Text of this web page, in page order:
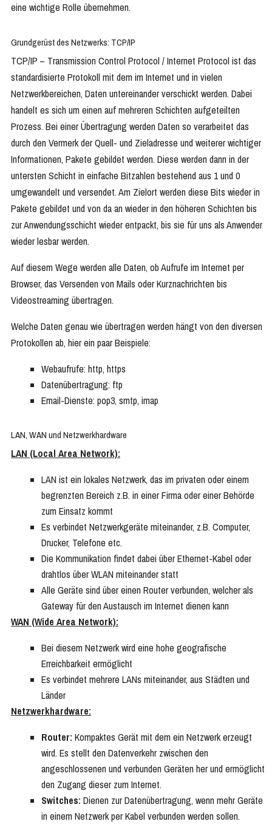
eine wichtige Rolle übernehmen.
Grundgerüst des Netzwerks: TCP/IP
TCP/IP – Transmission Control Protocol / Internet Protocol ist das
standardisierte Protokoll mit dem im Internet und in vielen
Netzwerkbereichen, Daten untereinander verschickt werden. Dabei
handelt es sich um einen auf mehreren Schichten aufgeteilten
Prozess. Bei einer Übertragung werden Daten so verarbeitet das
durch den Vermerk der Quell- und Zieladresse und weiterer wichtiger
Informationen, Pakete gebildet werden. Diese werden dann in der
untersten Schicht in einfache Bitzahlen bestehend aus 1 und 0
umgewandelt und versendet. Am Zielort werden diese Bits wieder in
Pakete gebildet und von da an wieder in den höheren Schichten bis
zur Anwendungsschicht wieder entpackt, bis sie für uns als Anwender
wieder lesbar werden.
Auf diesem Wege werden alle Daten, ob Aufrufe im Internet per
Browser, das Versenden von Mails oder Kurznachrichten bis
Videostreaming übertragen.
Welche Daten genau wie übertragen werden hängt von den diversen
Protokollen ab, hier ein paar Beispiele:
Webaufrufe: http, https
Datenübertragung: ftp
Email-Dienste: pop3, smtp, imap
LAN, WAN und Netzwerkhardware
LAN (Local Area Network):
LAN ist ein lokales Netzwerk, das im privaten oder einem
begrenzten Bereich z.B. in einer Firma oder einer Behörde
zum Einsatz kommt
Es verbindet Netzwerkgeräte miteinander, z.B. Computer,
Drucker, Telefone etc.
Die Kommunikation findet dabei über Ethernet-Kabel oder
drahtlos über WLAN miteinander statt
Alle Geräte sind über einen Router verbunden, welcher als
Gateway für den Austausch im Internet dienen kann
WAN (Wide Area Network):
Bei diesem Netzwerk wird eine hohe geografische
Erreichbarkeit ermöglicht
Es verbindet mehrere LANs miteinander, aus Städten und
Länder
Netzwerkhardware:
Router: Kompaktes Gerät mit dem ein Netzwerk erzeugt
wird. Es stellt den Datenverkehr zwischen den
angeschlossenen und verbunden Geräten her und ermöglicht
den Zugang dieser zum Internet.
Switches: Dienen zur Datenübertragung, wenn mehr Geräte
in einem Netzwerk per Kabel verbunden werden sollen.